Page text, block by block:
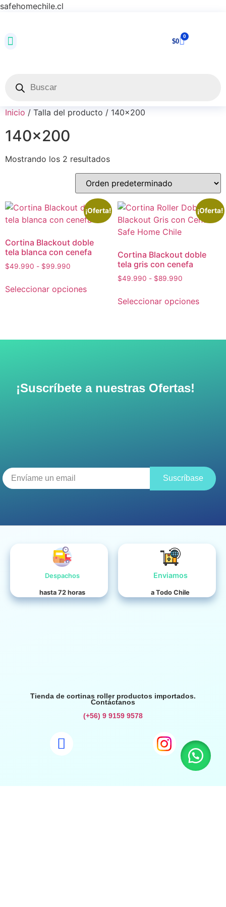
safehomechile.cl
$0
0
Inicio / Talla del producto / 140x200
140x200
Mostrando los 2 resultados
¡Oferta!
Cortina Blackout doble
tela blanca con cenefa
$49.990 - $99.990
Seleccionar opciones
¡Oferta!
Cortina Blackout doble
tela gris con cenefa
$49.990 - $89.990
Seleccionar opciones
¡Suscríbete a nuestras Ofertas!
Suscríbase
Despachos
hasta 72 horas
Enviamos
a Todo Chile
Tienda de cortinas roller productos importados.
Contáctanos
(+56) 9 9159 9578